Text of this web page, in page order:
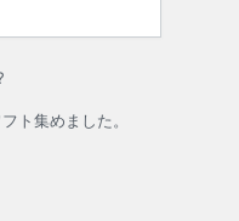
ト集めました。